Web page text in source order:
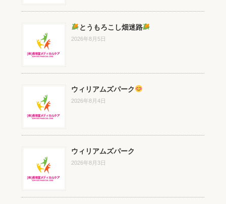
とうもろこし畑迷路
2026年8月5日
ウィリアムズパーク
2026年8月4日
ウィリアムズパーク
2026年8月3日